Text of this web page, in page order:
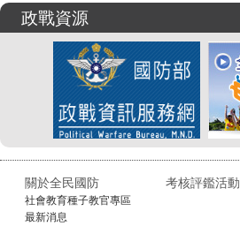
政戰資源
關於全民國防
社會教育種子教官專區
最新消息
考核評鑑活動